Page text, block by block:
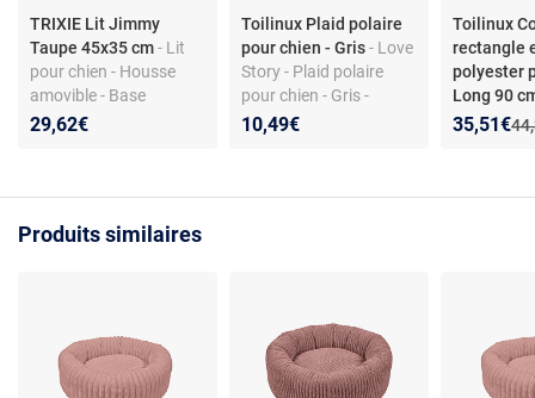
TRIXIE Lit Jimmy
Taupe 45x35 cm- Lit
pour chien - Housse
amovible - Base
antidérapante - Tissu
29,62€
Toilinux Plaid polaire
pour chien - Gris- Love
Story - Plaid polaire
pour chien - Gris -
Design
10,49€
Toilinux
rectangle
polyester
Long 90
Story -
Nouveau
35,51€
Produits similaires